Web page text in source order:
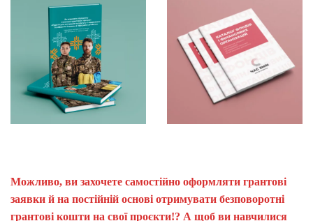
Можливо, ви захочете самостійно оформляти грантові
заявки й на постійній основі отримувати безповоротні
грантові кошти на свої проєкти!? А щоб ви навчилися